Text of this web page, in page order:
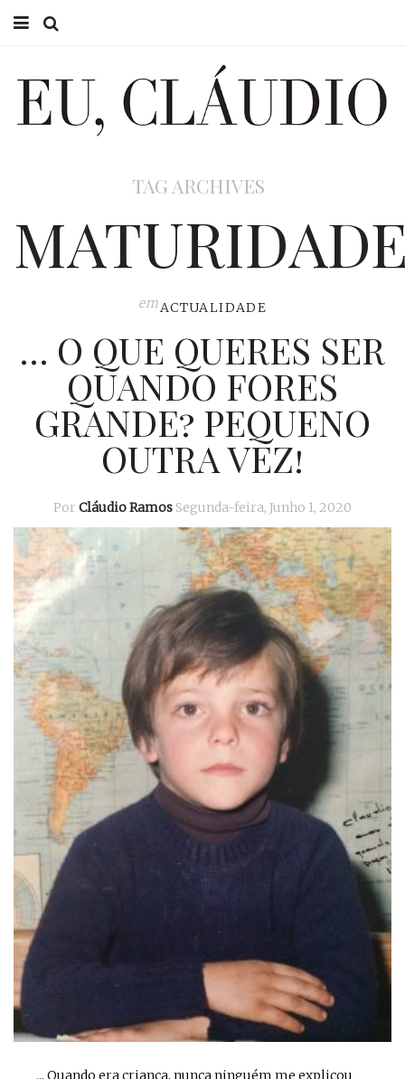
EU CLÁUDIO
EU, PAI
TAG ARCHIVES
emACTUALIDADE
… O QUE QUERES SER
QUANDO FORES
GRANDE? PEQUENO
OUTRA VEZ!
Por Cláudio Ramos Segunda-feira, Junho 1, 2020